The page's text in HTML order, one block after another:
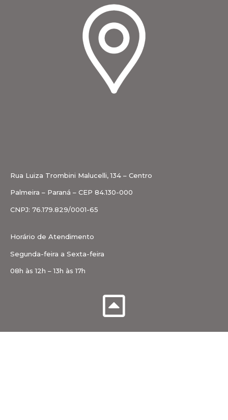
Rua Luiza Trombini Malucelli, 134 – Centro
Palmeira – Paraná – CEP 84.130-000
CNPJ: 76.179.829/0001-65
Horário de Atendimento
Segunda-feira a Sexta-feira
08h às 12h – 13h às 17h